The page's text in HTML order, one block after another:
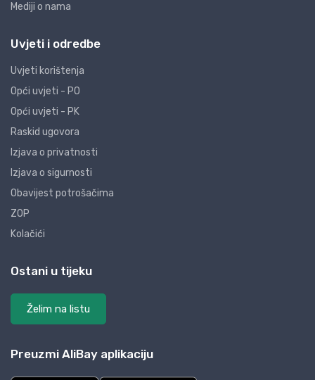
Mediji o nama
Uvjeti i odredbe
Uvjeti korištenja
Opći uvjeti - PO
Opći uvjeti - PK
Raskid ugovora
Izjava o privatnosti
Izjava o sigurnosti
Obavijest potrošačima
ZOP
Kolačići
Ostani u tijeku
Želim na listu
Preuzmi AliBay aplikaciju